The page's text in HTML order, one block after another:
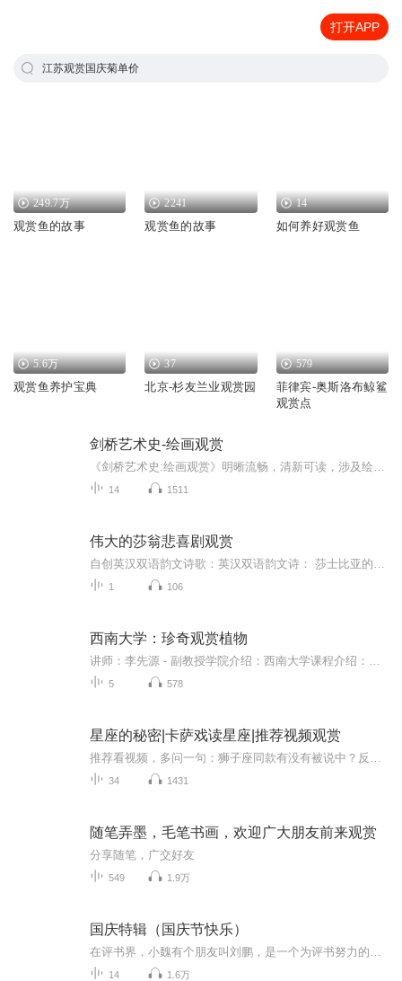
打开APP
江苏观赏国庆菊单价
249.7万
观赏鱼的故事
2241
观赏鱼的故事
14
如何养好观赏鱼
5.6万
观赏鱼养护宝典
37
北京-杉友兰业观赏园
579
菲律宾-奥斯洛布鲸鲨
观赏点
剑桥艺术史-绘画观赏
14 1511
伟大的莎翁悲喜剧观赏
1 106
西南大学：珍奇观赏植物
5 578
星座的秘密|卡萨戏读星座|推荐视频观赏
34 1431
随笔弄墨，毛笔书画，欢迎广大朋友前来观赏
分享随笔，广交好友
549 1.9万
国庆特辑（国庆节快乐）
14 1.6万